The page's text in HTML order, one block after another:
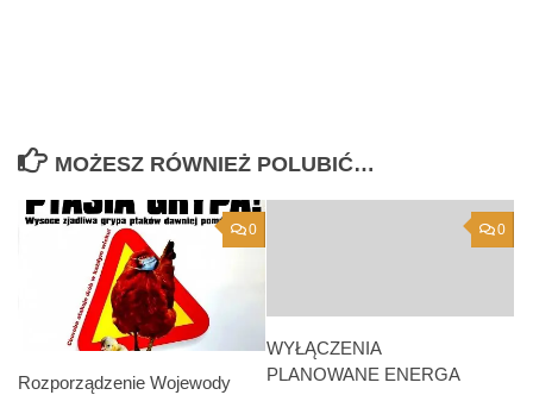
MOŻESZ RÓWNIEŻ POLUBIĆ…
0
Rozporządzenie Wojewody
0
WYŁĄCZENIA
PLANOWANE ENERGA